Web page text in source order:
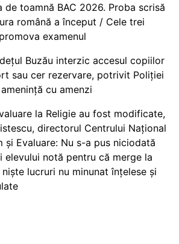
de toamnă BAC 2026. Proba scrisă
română a început / Cele trei
examenul
Buzău interzic accesul copiilor
sau cer rezervare, potrivit Poliției
cu amenzi
la Religie au fost modificate,
directorul Centrului Național
și Evaluare: Nu s-a pus niciodată
elevului notă pentru că merge la
lucruri nu minunat înțelese și